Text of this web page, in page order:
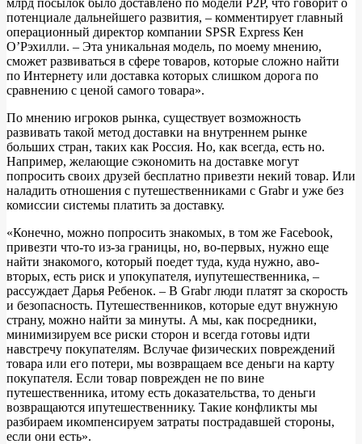
потенциале дальнейшего развития, – комментирует главный
операционный директор компании SPSR Express Кен
О’Рэхилли. – Эта уникальная модель, по моему мнению,
сможет развиваться в сфере товаров, которые сложно найти
по Интернету или доставка которых слишком дорога по
сравнению с ценой самого товара».
По мнению игроков рынка, существует возможность
развивать такой метод доставки на внутреннем рынке
больших стран, таких как Россия. Но, как всегда, есть но.
Например, желающие сэкономить на доставке могут
попросить своих друзей бесплатно привезти некий товар. Или
наладить отношения с путешественниками с Grabr и уже без
комиссии системы платить за доставку.
«Конечно, можно попросить знакомых, в том же Facebook,
привезти что-то из-за границы, но, во-первых, нужно еще
найти знакомого, который поедет туда, куда нужно, аво-
вторых, есть риск и упокупателя, иупутешественника, –
рассуждает Дарья Ребенок. – В Grabr люди платят за скорость
и безопасность. Путешественников, которые едут внужную
страну, можно найти за минуты. А мы, как посредники,
минимизируем все риски сторон и всегда готовы идти
навстречу покупателям. Вслучае физических повреждений
товара или его потери, мы возвращаем все деньги на карту
покупателя. Если товар поврежден не по вине
путешественника, итому есть доказательства, то деньги
возвращаются ипутешественнику. Такие конфликты мы
разбираем икомпенсируем затраты пострадавшей стороны,
если они есть».